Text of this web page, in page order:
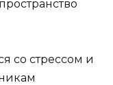
со стрессом и